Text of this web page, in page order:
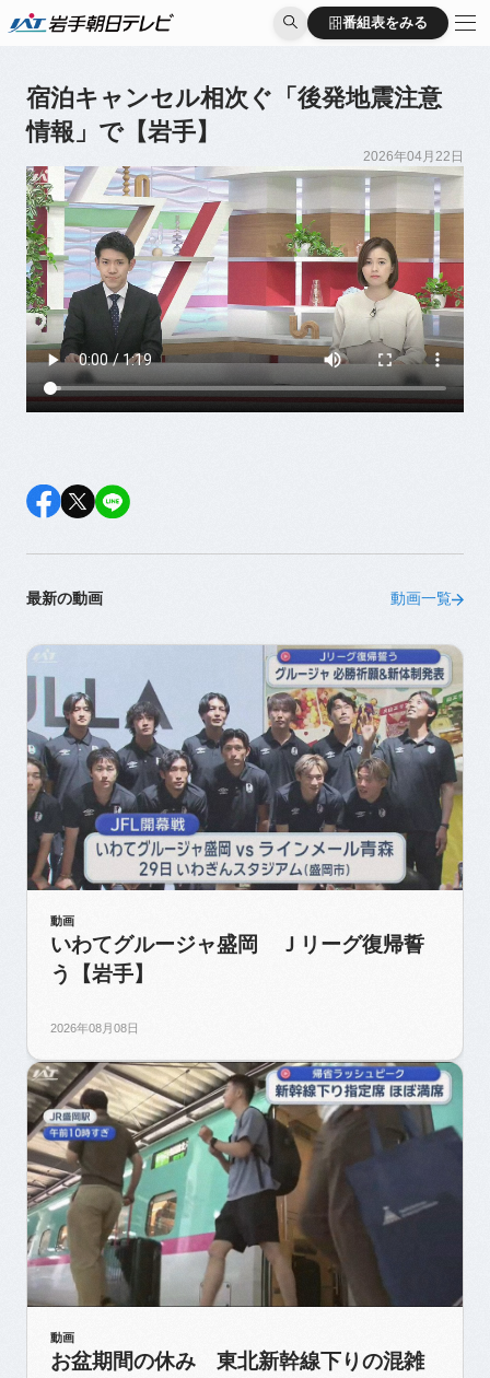
番組表をみる
番組表をみる
宿泊キャンセル相次ぐ「後発地震注意
情報」で【岩手】
2026年04月22日
最新の動画 動画一覧
動画
いわてグルージャ盛岡 Ｊリーグ復帰誓
う【岩手】
2026年08月08日
動画
お盆期間の休み 東北新幹線下りの混雑